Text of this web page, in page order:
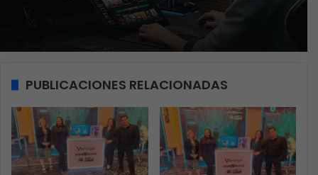
PUBLICACIONES RELACIONADAS